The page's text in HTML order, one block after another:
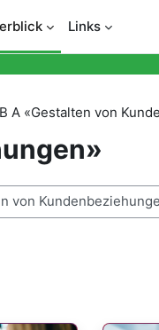
Links
A «Gestalten von